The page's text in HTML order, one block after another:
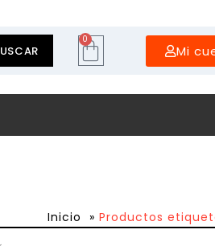
0
Mi
Inicio » Productos